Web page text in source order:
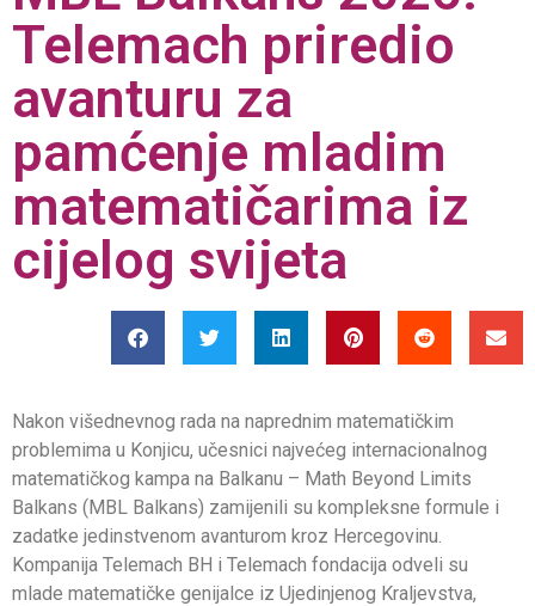
Telemach priredio
avanturu za
pamćenje mladim
matematičarima iz
cijelog svijeta
Nakon višednevnog rada na naprednim matematičkim
problemima u Konjicu, učesnici najvećeg internacionalnog
matematičkog kampa na Balkanu – Math Beyond Limits
Balkans (MBL Balkans) zamijenili su kompleksne formule i
zadatke jedinstvenom avanturom kroz Hercegovinu.
Kompanija Telemach BH i Telemach fondacija odveli su
mlade matematičke genijalce iz Ujedinjenog Kraljevstva,